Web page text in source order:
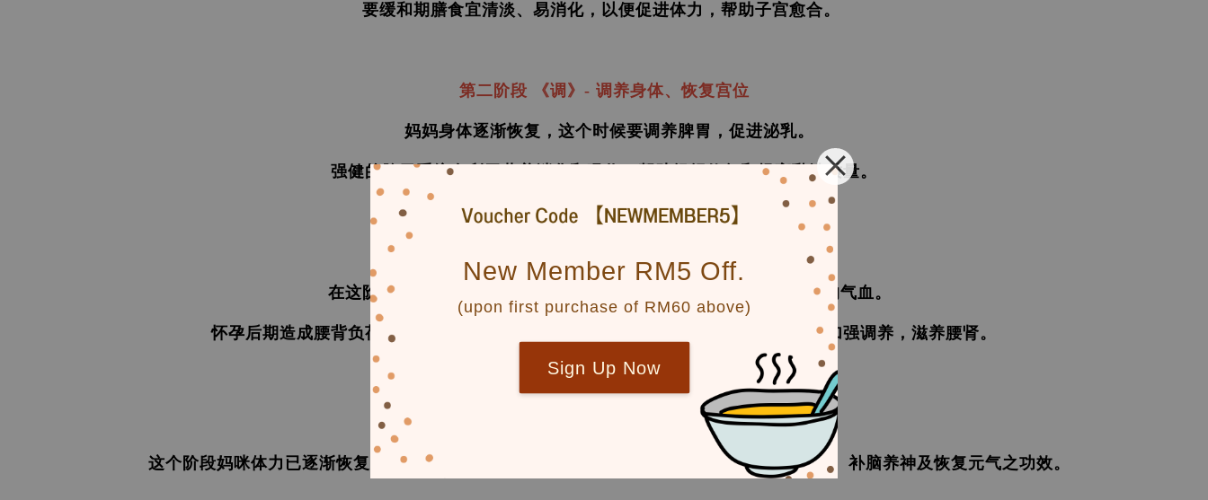
New Member RM5 Off.
(upon first purchase of RM60 above)
Sign Up Now
要缓和期膳食宜清淡、易消化， 以便促进体力，帮助子宫愈合。
第二阶段 《调》- 调养身体、恢复宫位
妈妈身体逐渐恢复，这个时候要调养脾胃，促进泌乳。
强健的脾胃系统有利于营养消化和吸收，帮助组织修复和提高乳汁质量。
在这阶段补养肝肾可以帮助产后的妈咪恢复体力，补足生产时流失的气血。
怀孕后期造成腰背负荷沉重以及生产时严重损耗， 可以趁此时期根据产妇的体质加强调养，滋养腰肾。
巩固气血、滋补元气
这个阶段妈咪体力已逐渐恢复，膳食调理主要目的在于改善体质、 滋补肝肾，以达预防老化、补脑养神及恢复元气之功效。